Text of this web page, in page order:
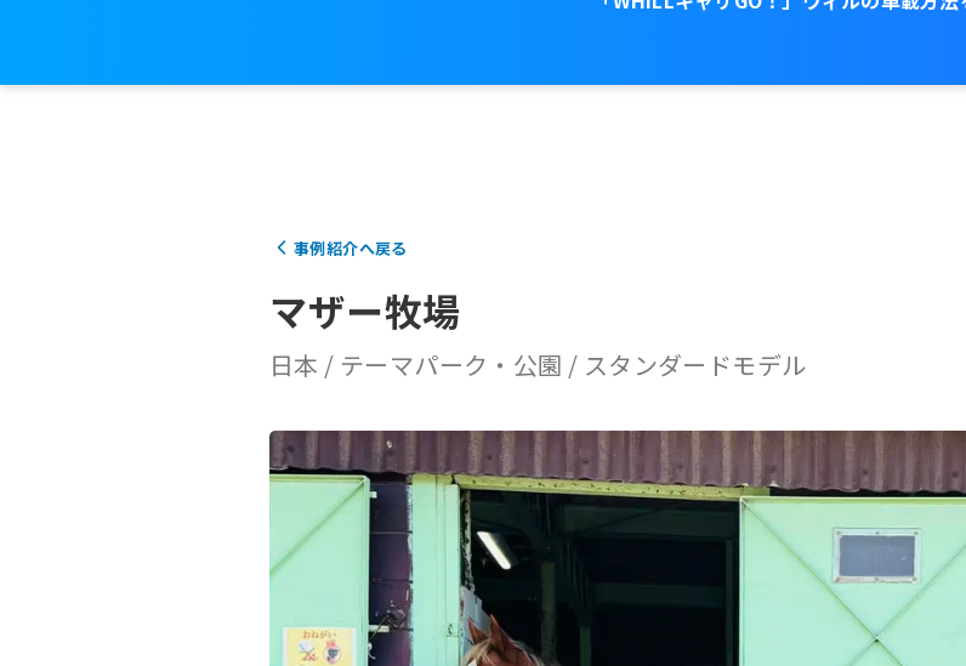
事例紹介へ戻る
マザー牧場
日本 / テーマパーク・公園 / スタンダードモデル